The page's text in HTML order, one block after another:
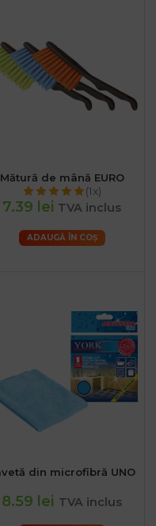
Mătură de mână EURO
(1x)
7.39 lei TVA inclus
ADAUGĂ ÎN COȘ
din microfibră UNO
8.59 lei TVA inclus